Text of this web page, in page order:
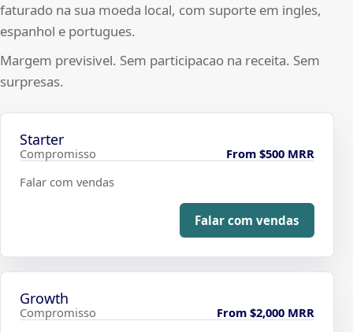
faturado na sua moeda local, com suporte em ingles,
espanhol e portugues.
Margem previsivel. Sem participacao na receita. Sem
surpresas.
Starter
Compromisso
From $500 MRR
Falar com vendas
Falar com vendas
Growth
Compromisso From $2,000 MRR